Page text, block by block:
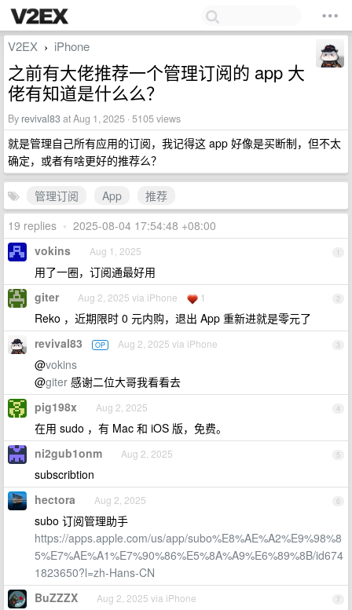
V2EX › iPhone
之前有大佬推荐一个管理订阅的 app 大
佬有知道是什么么？
By revival83at Aug 1, 2025 · 5105 views
就是管理自己所有应用的订阅，我记得这 app 好像是买断制，但不太
确定，或者有啥更好的推荐么？
管理订阅 App
推荐
19 replies • 2025-08-04 17:54:48 +08:00
1
vokins Aug 1, 2025
用了一圈，订阅通最好用
2
giter Aug 2, 2025 via iPhone 1
Reko ，近期限时 0 元内购，退出 App 重新进就是零元了
3
revival83 OP Aug 2, 2025 via iPhone
@vokins
@giter 感谢二位大哥我看看去
4
pig198x Aug 2, 2025
在用 sudo ，有 Mac 和 iOS 版，免费。
5
ni2gub1onm Aug 2, 2025
subscribtion
6
hectora Aug 2, 2025
subo 订阅管理助手
https://apps.apple.com/us/app/subo%E8%AE%A2%E9%98%8
5%E7%AE%A1%E7%90%86%E5%8A%A9%E6%89%8B/id674
1823650?l=zh-Hans-CN
7
BuZZZX Aug 2, 2025 via iPhone